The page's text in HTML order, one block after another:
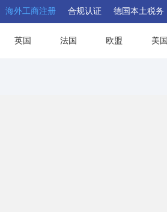
海外工商注册 合规认证 德国本土税务
英国 法国 欧盟 美